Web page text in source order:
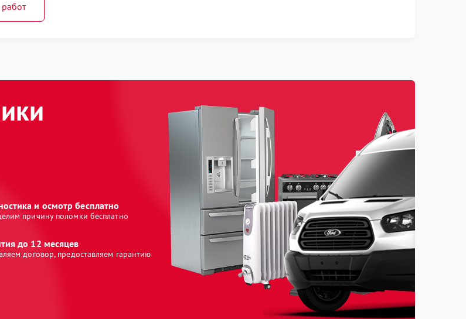
работ
и осмотр бесплатно
причину поломки бесплатно
до 12 месяцев
договор, предоставляем гарантию